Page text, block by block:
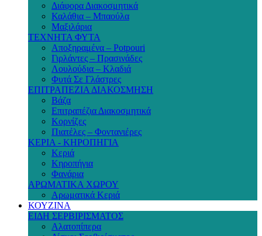
Διάφορα Διακοσμητικά
Καλάθια – Μπαούλα
Μαξιλάρια
ΤΕΧΝΗΤΑ ΦΥΤΑ
Αποξηραμένα – Potpouri
Γιρλάντες – Πρασινάδες
Λουλούδια – Κλαδιά
Φυτά Σε Γλάστρες
ΕΠΙΤΡΑΠΕΖΙΑ ΔΙΑΚΟΣΜΗΣΗ
Βάζα
Επιτραπέζια Διακοσμητικά
Κορνίζες
Πιατέλες – Φοντανιέρες
ΚΕΡΙΑ - ΚΗΡΟΠΗΓΙΑ
Κεριά
Κηροπήγια
Φανάρια
ΑΡΩΜΑΤΙΚΑ ΧΩΡΟΥ
Αρωματικά Κεριά
ΚΟΥΖΙΝΑ
ΕΙΔΗ ΣΕΡΒΙΡΙΣΜΑΤΟΣ
Αλατοπίπερα